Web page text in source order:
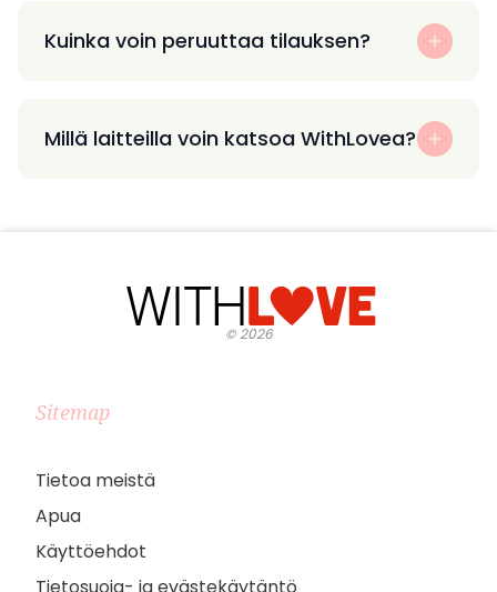
Kuinka voin peruuttaa tilauksen?
Millä laitteilla voin katsoa WithLovea?
©2026
Sitemap
Tietoa meistä
Apua
Käyttöehdot
Tietosuoja- ja evästekäytäntö